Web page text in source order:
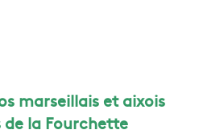
marseillais et aixois
la Fourchette